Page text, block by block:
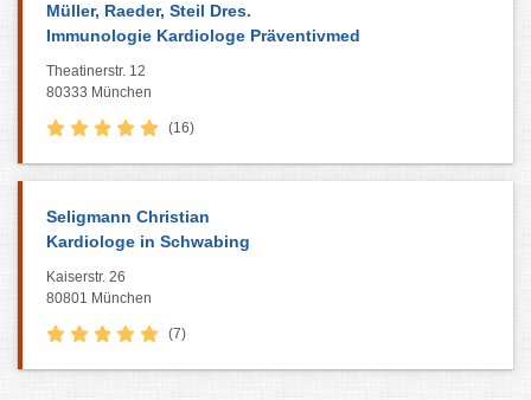
Müller, Raeder, Steil Dres.
Immunologie Kardiologe Präventivmed
Theatinerstr. 12
80333 München
(16)
Seligmann Christian
Kardiologe in Schwabing
Kaiserstr. 26
80801 München
(7)